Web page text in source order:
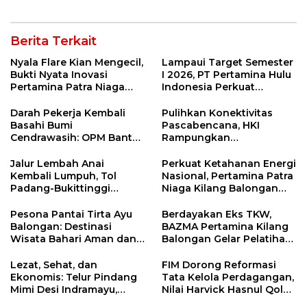
Berita Terkait
Nyala Flare Kian Mengecil,
Bukti Nyata Inovasi
Pertamina Patra Niaga
Net Zero Emission 2060
Lampaui Target Semester
I 2026, PT Pertamina Hulu
Indonesia Perkuat
Nasional Lewat Inovasi &
Keselamatan Kerja
Darah Pekerja Kembali
Basahi Bumi
Cendrawasih: OPM Bantai
di Tolikara!
Pulihkan Konektivitas
Pascabencana, HKI
Rampungkan
Lembah Anai dan Malalak
Jalur Lembah Anai
Kembali Lumpuh, Tol
Padang-Bukittinggi
Strategis
Perkuat Ketahanan Energi
Nasional, Pertamina Patra
Niaga Kilang Balongan
Jetty Propylene
Pesona Pantai Tirta Ayu
Balongan: Destinasi
Wisata Bahari Aman dan
Berdayakan Eks TKW,
BAZMA Pertamina Kilang
Balongan Gelar Pelatihan
Ekonomi Desa
Rawadalem
Lezat, Sehat, dan
Ekonomis: Telur Pindang
Mimi Desi Indramayu,
FIM Dorong Reformasi
Tata Kelola Perdagangan,
Nilai Harvick Hasnul Qolbi